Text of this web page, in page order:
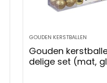
GOUDEN KERSTBALLEN
Gouden
delige set (mat,